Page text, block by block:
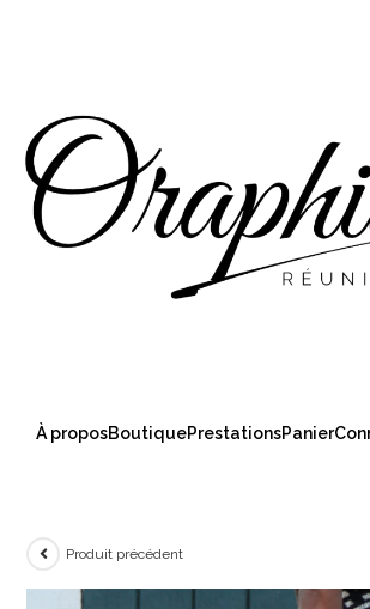
À proposBoutiquePrestationsPanier
Produit précédent